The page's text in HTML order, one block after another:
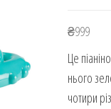
₴999
Це
нього
чотири